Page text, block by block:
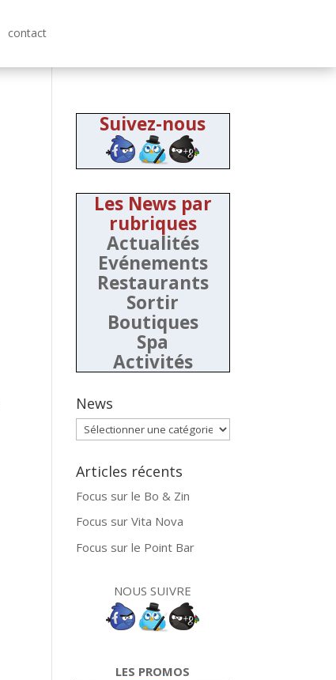
contact
Suivez-nous
Les News par
rubriques
Actualités
Evénements
Restaurants
Sortir
Boutiques
Spa
Activités
News
News
Articles récents
Focus sur le Bo & Zin
Focus sur Vita Nova
Focus sur le Point Bar
NOUS SUIVRE
LES PROMOS